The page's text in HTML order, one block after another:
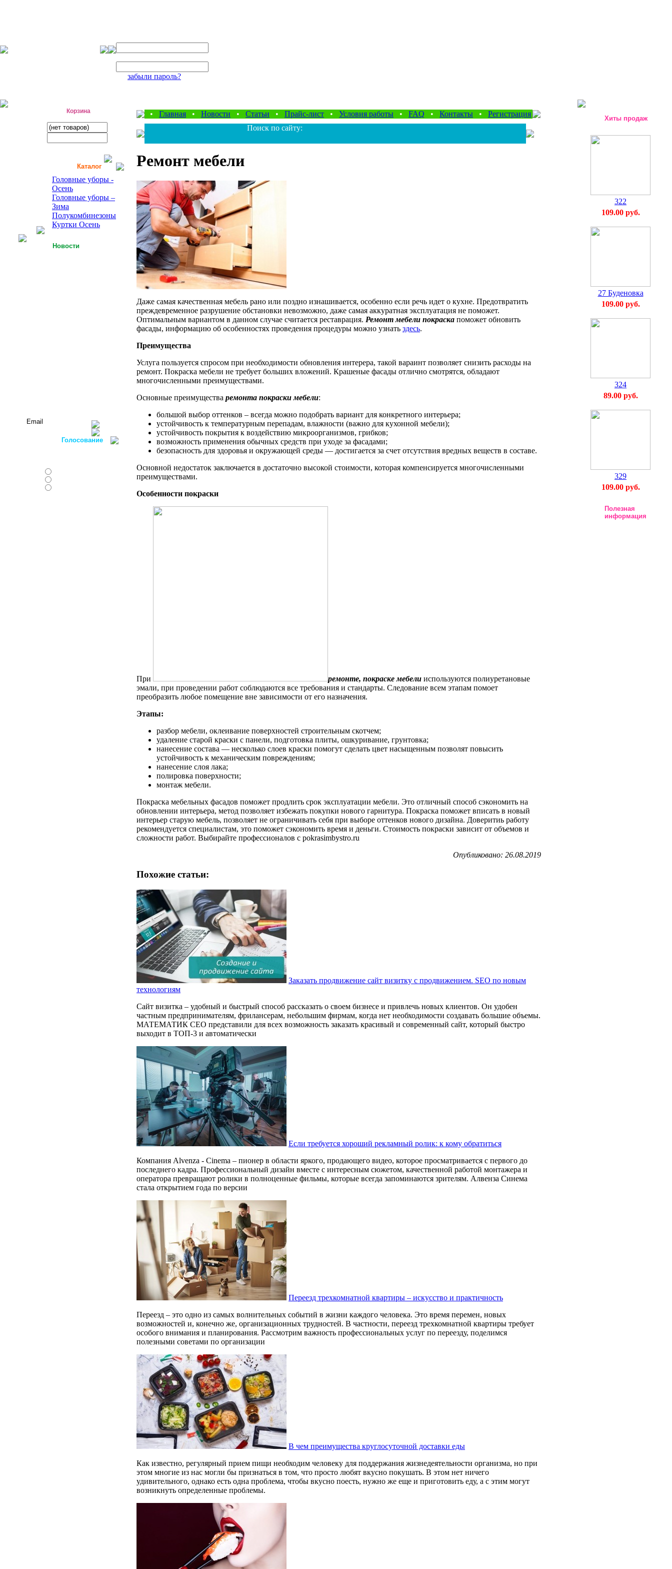
забыли пароль?
Корзина
Каталог
Головные уборы -
Осень
Головные уборы –
Зима
Полукомбинезоны
Куртки Осень
Новости
Голосование
• Главная • Новости • Статьи • Прайс-лист • Условия работы • FAQ • Контакты • Регистрация
Поиск по сайту:
Ремонт мебели
Даже самая качественная мебель рано или поздно изнашивается, особенно если речь идет о кухне. Предотвратить
преждевременное разрушение обстановки невозможно, даже самая аккуратная эксплуатация не поможет.
Оптимальным вариантом в данном случае считается реставрация. Ремонт мебели покраска поможет обновить
фасады, информацию об особенностях проведения процедуры можно узнать здесь.
Преимущества
Услуга пользуется спросом при необходимости обновления интерера, такой вараинт позволяет снизить расходы на
ремонт. Покраска мебели не требует больших вложений. Крашеные фасады отлично смотрятся, обладают
многочисленными преимуществами.
Основные преимущества ремонта покраски мебели:
большой выбор оттенков – всегда можно подобрать вариант для конкретного интерьера;
устойчивость к температурным перепадам, влажности (важно для кухонной мебели);
устойчивость покрытия к воздействию микроорганизмов, грибков;
возможность применения обычных средств при уходе за фасадами;
безопасность для здоровья и окружающей среды — достигается за счет отсутствия вредных веществ в составе.
Основной недостаток заключается в достаточно высокой стоимости, которая компенсируется многочисленными
преимуществами.
Особенности покраски
При ремонте, покраске мебели используются полиуретановые
эмали, при проведении работ соблюдаются все требования и стандарты. Следование всем этапам помоет
преобразить любое помещение вне зависимости от его назначения.
Этапы:
разбор мебели, оклеивание поверхностей строительным скотчем;
удаление старой краски с панели, подготовка плиты, ошкуривание, грунтовка;
нанесение состава — несколько слоев краски помогут сделать цвет насыщенным позволят повысить
устойчивость к механическим повреждениям;
нанесение слоя лака;
полировка поверхности;
монтаж мебели.
Покраска мебельных фасадов поможет продлить срок эксплуатации мебели. Это отличный способ сэкономить на
обновлении интерьера, метод позволяет избежать покупки нового гарнитура. Покраска поможет вписать в новый
интерьер старую мебель, позволяет не ограничивать себя при выборе оттенков нового дизайна. Доверитиь работу
рекомендуется специалистам, это поможет сэкономить время и деньги. Стоимость покраски зависит от объемов и
сложности работ. Выбирайте профессионалов с pokrasimbystro.ru
Опубликовано: 26.08.2019
Похожие статьи:
Заказать продвижение сайт визитку с продвижением. SEO по новым
технологиям
Сайт визитка – удобный и быстрый способ рассказать о своем бизнесе и привлечь новых клиентов. Он удобен
частным предпринимателям, фрилансерам, небольшим фирмам, когда нет необходимости создавать большие объемы.
МАТЕМАТИК СЕО представили для всех возможность заказать красивый и современный сайт, который быстро
выходит в ТОП-3 и автоматически
Если требуется хороший рекламный ролик: к кому обратиться
Компания Alvenza - Cinema – пионер в области яркого, продающего видео, которое просматривается с первого до
последнего кадра. Профессиональный дизайн вместе с интересным сюжетом, качественной работой монтажера и
оператора превращают ролики в полноценные фильмы, которые всегда запоминаются зрителям. Алвенза Синема
стала открытием года по версии
Переезд трехкомнатной квартиры – искусство и практичность
Переезд – это одно из самых волнительных событий в жизни каждого человека. Это время перемен, новых
возможностей и, конечно же, организационных трудностей. В частности, переезд трехкомнатной квартиры требует
особого внимания и планирования. Рассмотрим важность профессиональных услуг по переезду, поделимся
полезными советами по организации
В чем преимущества круглосуточной доставки еды
Как известно, регулярный прием пищи необходим человеку для поддержания жизнедеятельности организма, но при
этом многие из нас могли бы признаться в том, что просто любят вкусно покушать. В этом нет ничего
удивительного, однако есть одна проблема, чтобы вкусно поесть, нужно же еще и приготовить еду, а с этим могут
возникнуть определенные проблемы.
Хиты продаж
322
109.00 руб.
27 Буденовка
109.00 руб.
324
89.00 руб.
329
109.00 руб.
Полезная
информация